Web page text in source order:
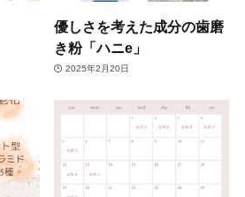
優しさを考えた成分の歯磨
き粉「ハニe」
2025年2月20日